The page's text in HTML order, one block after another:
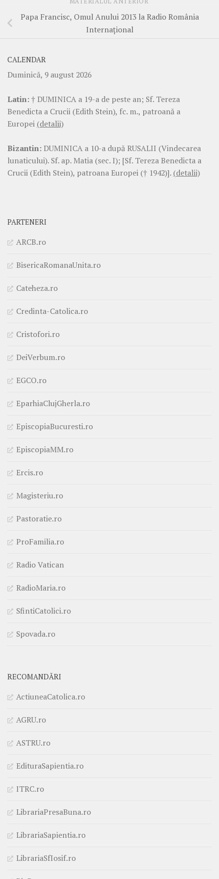
Papa Francisc, Omul Anului 2013 la Radio România
Internaţional
CALENDAR
Duminică, 9 august 2026
Latin:† DUMINICA a 19-a de peste an; Sf. Tereza
Benedicta a Crucii (Edith Stein), fc. m., patroană a
Europei (detalii)
Bizantin: DUMINICA a 10-a după RUSALII (Vindecarea
lunaticului). Sf. ap. Matia (sec. I); [Sf. Tereza Benedicta a
Crucii (Edith Stein), patroana Europei († 1942)]. (detalii)
PARTENERI
ARCB.ro
BisericaRomanaUnita.ro
Cateheza.ro
Credinta-Catolica.ro
Cristofori.ro
DeiVerbum.ro
EGCO.ro
EparhiaClujGherla.ro
EpiscopiaBucuresti.ro
EpiscopiaMM.ro
Ercis.ro
Magisteriu.ro
Pastoratie.ro
ProFamilia.ro
Radio Vatican
RadioMaria.ro
SfintiCatolici.ro
Spovada.ro
RECOMANDĂRI
ActiuneaCatolica.ro
AGRU.ro
ASTRU.ro
EdituraSapientia.ro
ITRC.ro
LibrariaPresaBuna.ro
LibrariaSapientia.ro
LibrariaSfIosif.ro